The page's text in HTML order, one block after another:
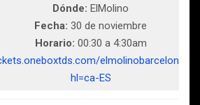
Dónde: ElMolino
Fecha: 30 de noviembre
Horario: 00:30 a 4:30am
elmolinobarcelona/
hl=ca-ES